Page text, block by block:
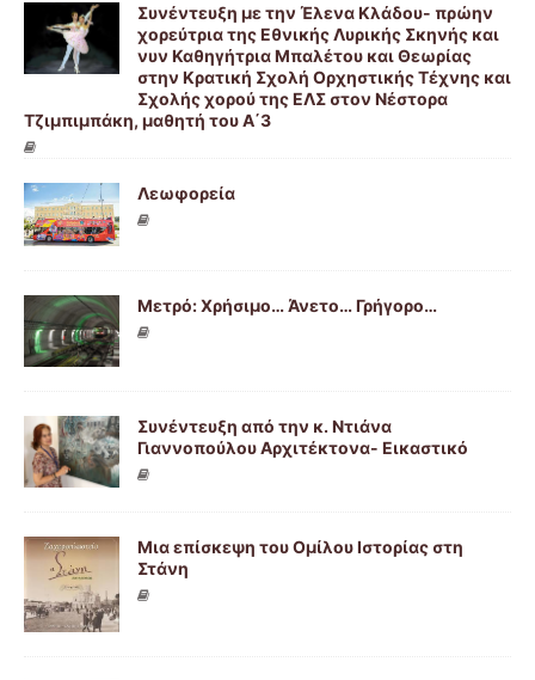
Συνέντευξη με την Έλενα Κλάδου- πρώην
χορεύτρια της Εθνικής Λυρικής Σκηνής και
νυν Καθηγήτρια Μπαλέτου και Θεωρίας
στην Κρατική Σχολή Ορχηστικής Τέχνης και
Σχολής χορού της ΕΛΣ στον Νέστορα
Τζιμπιμπάκη, μαθητή του Α΄3
Λεωφορεία
Μετρό: Χρήσιμο… Άνετο… Γρήγορο…
Συνέντευξη από την κ. Ντιάνα
Γιαννοπούλου Αρχιτέκτονα- Εικαστικό
Μια επίσκεψη του Ομίλου Ιστορίας στη
Στάνη